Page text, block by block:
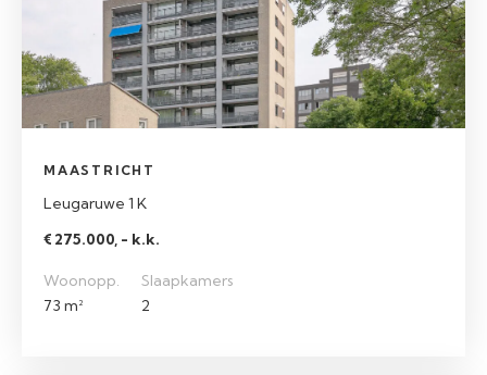
MAASTRICHT
Leugaruwe 1 K
€ 275.000, - k.k.
Woonopp.
73 m²
Slaapkamers
2